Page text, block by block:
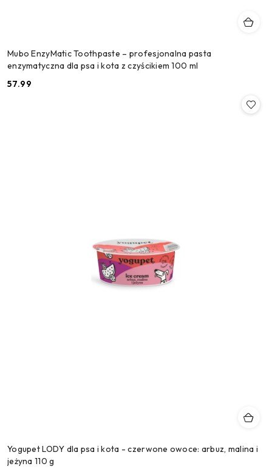
Mubo EnzyMatic Toothpaste – profesjonalna pasta
enzymatyczna dla psa i kota z czyścikiem 100 ml
Cena:
57.99
Yogupet LODY dla psa i kota - czerwone owoce: arbuz, malina i
jeżyna 110 g